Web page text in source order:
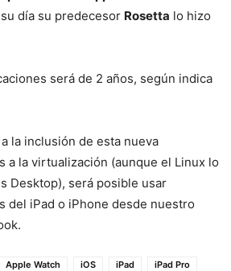
día su predecesor Rosetta lo hizo
será de 2 años, según indica
la inclusión de esta nueva
a la virtualización (aunque el Linux lo
Desktop), será posible usar
del iPad o iPhone desde nuestro
Apple Watch iOS iPad
iPad Pro